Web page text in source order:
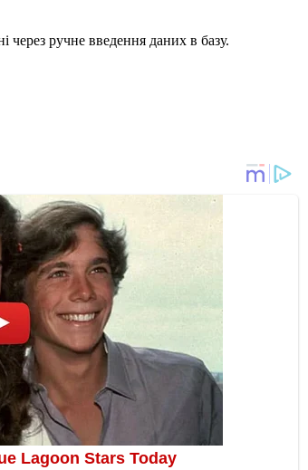
через ручне введення даних в базу.